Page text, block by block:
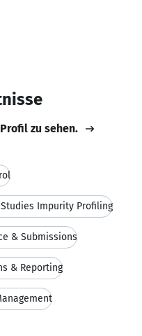
zu sehen.
Impurity Profiling
& Submissions
& Reporting